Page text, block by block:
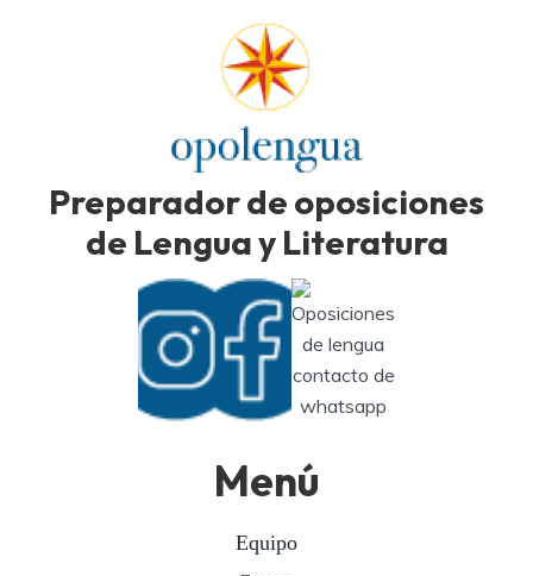
Preparador de oposiciones
de Lengua y Literatura
Menú
Equipo